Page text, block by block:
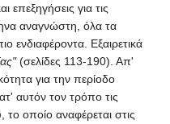
για τις
αναγνώστη, όλα τα
ενδιαφέροντα. Εξαιρετικά
(σελίδες 113-190). Απ'
για την περίοδο
αυτόν τον τρόπο τις
το οποίο αναφέρεται στις